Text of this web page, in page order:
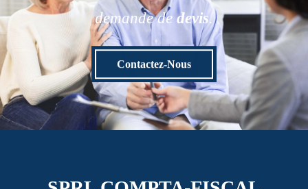
demande de devis.
Contactez-Nous